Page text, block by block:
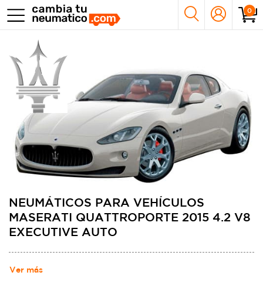
0
NEUMÁTICOS PARA VEHÍCULOS
MASERATI QUATTROPORTE 2015 4.2 V8
EXECUTIVE AUTO
Ver más